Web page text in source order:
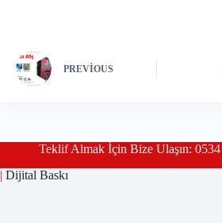
PREVIOUS
Teklif Almak İçin Bize Ulaşın:
| Dijital Baskı